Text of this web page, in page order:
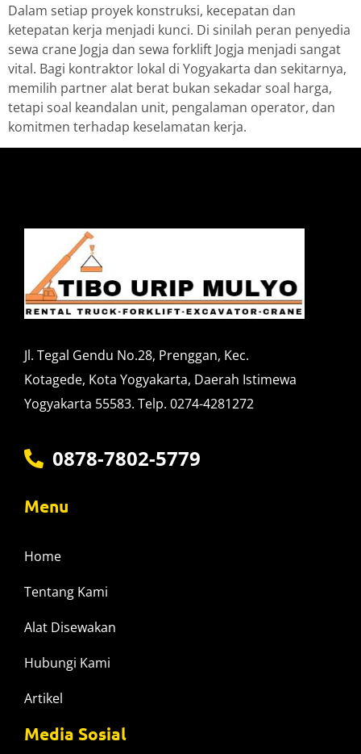
Dalam setiap proyek konstruksi, kecepatan dan
ketepatan kerja menjadi kunci. Di sinilah peran penyedia
sewa crane Jogja dan sewa forklift Jogja menjadi sangat
vital. Bagi kontraktor lokal di Yogyakarta dan sekitarnya,
memilih partner alat berat bukan sekadar soal harga,
tetapi soal keandalan unit, pengalaman operator, dan
komitmen terhadap keselamatan kerja.
Jl. Tegal Gendu No.28, Prenggan, Kec.
Kotagede, Kota Yogyakarta, Daerah Istimewa
Yogyakarta 55583. Telp. 0274-4281272
0878-7802-5779
Menu
Home
Tentang Kami
Alat Disewakan
Hubungi Kami
Artikel
Media Sosial